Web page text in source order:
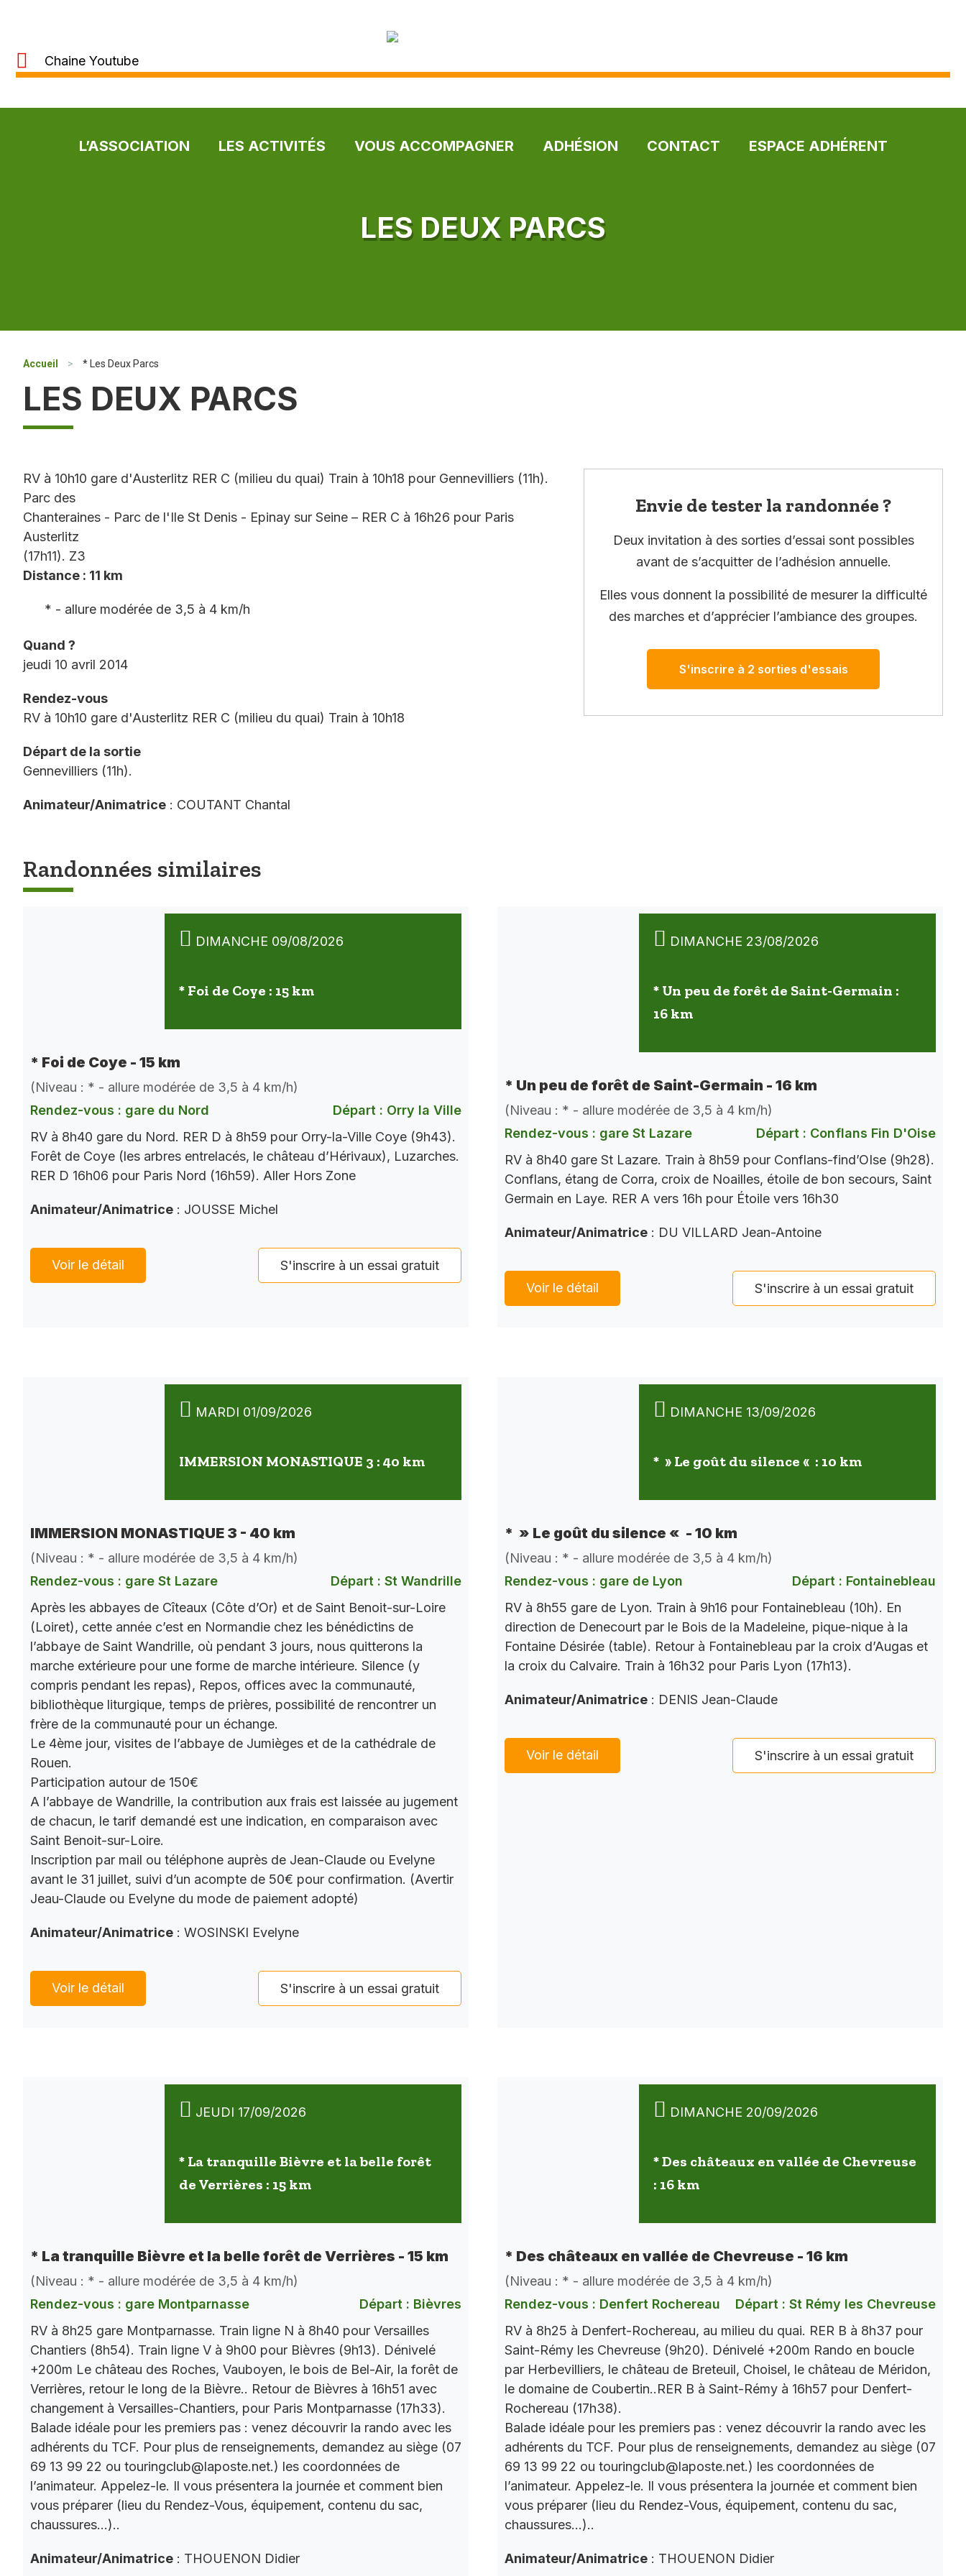
Chaine Youtube
L’ASSOCIATION LES ACTIVITÉS VOUS ACCOMPAGNER ADHÉSION CONTACT ESPACE ADHÉRENT
LES DEUX PARCS
Accueil > * Les Deux Parcs
LES DEUX PARCS
RV à 10h10 gare d'Austerlitz RER C (milieu du quai) Train à 10h18 pour Gennevilliers (11h).
Parc des
Chanteraines - Parc de l'Ile St Denis - Epinay sur Seine – RER C à 16h26 pour Paris
Austerlitz
(17h11). Z3
Distance : 11 km
* - allure modérée de 3,5 à 4 km/h
Quand ?
jeudi 10 avril 2014
Rendez-vous
RV à 10h10 gare d'Austerlitz RER C (milieu du quai) Train à 10h18
Départ de la sortie
Gennevilliers (11h).
Animateur/Animatrice : COUTANT Chantal
Envie de tester la randonnée ?
Deux invitation à des sorties d’essai sont possibles
avant de s’acquitter de l’adhésion annuelle.
Elles vous donnent la possibilité de mesurer la difficulté
des marches et d’apprécier l’ambiance des groupes.
S'inscrire à 2 sorties d'essais
Randonnées similaires
DIMANCHE 09/08/2026
* Foi de Coye : 15 km
* Foi de Coye - 15 km
(Niveau : * - allure modérée de 3,5 à 4 km/h)
Rendez-vous : gare du Nord
Départ : Orry la Ville
RV à 8h40 gare du Nord. RER D à 8h59 pour Orry-la-Ville Coye (9h43).
Forêt de Coye (les arbres entrelacés, le château d’Hérivaux), Luzarches.
RER D 16h06 pour Paris Nord (16h59). Aller Hors Zone
Animateur/Animatrice : JOUSSE Michel
Voir le détail S'inscrire à un essai gratuit
DIMANCHE 23/08/2026
* Un peu de forêt de Saint-Germain :
16 km
* Un peu de forêt de Saint-Germain - 16 km
(Niveau : * - allure modérée de 3,5 à 4 km/h)
Rendez-vous : gare St Lazare
Départ : Conflans Fin D'Oise
RV à 8h40 gare St Lazare. Train à 8h59 pour Conflans-find’OIse (9h28).
Conflans, étang de Corra, croix de Noailles, étoile de bon secours, Saint
Germain en Laye. RER A vers 16h pour Étoile vers 16h30
Animateur/Animatrice : DU VILLARD Jean-Antoine
Voir le détail S'inscrire à un essai gratuit
MARDI 01/09/2026
IMMERSION MONASTIQUE 3 : 40 km
IMMERSION MONASTIQUE 3 - 40 km
(Niveau : * - allure modérée de 3,5 à 4 km/h)
Rendez-vous : gare St Lazare
Départ : St Wandrille
Après les abbayes de Cîteaux (Côte d’Or) et de Saint Benoit-sur-Loire
(Loiret), cette année c’est en Normandie chez les bénédictins de
l’abbaye de Saint Wandrille, où pendant 3 jours, nous quitterons la
marche extérieure pour une forme de marche intérieure. Silence (y
compris pendant les repas), Repos, offices avec la communauté,
bibliothèque liturgique, temps de prières, possibilité de rencontrer un
frère de la communauté pour un échange.
Le 4ème jour, visites de l’abbaye de Jumièges et de la cathédrale de
Rouen.
Participation autour de 150€
A l’abbaye de Wandrille, la contribution aux frais est laissée au jugement
de chacun, le tarif demandé est une indication, en comparaison avec
Saint Benoit-sur-Loire.
Inscription par mail ou téléphone auprès de Jean-Claude ou Evelyne
avant le 31 juillet, suivi d’un acompte de 50€ pour confirmation. (Avertir
Jeau-Claude ou Evelyne du mode de paiement adopté)
Animateur/Animatrice : WOSINSKI Evelyne
Voir le détail S'inscrire à un essai gratuit
DIMANCHE 13/09/2026
* » Le goût du silence « : 10 km
* » Le goût du silence « - 10 km
(Niveau : * - allure modérée de 3,5 à 4 km/h)
Rendez-vous : gare de Lyon
Départ : Fontainebleau
RV à 8h55 gare de Lyon. Train à 9h16 pour Fontainebleau (10h). En
direction de Denecourt par le Bois de la Madeleine, pique-nique à la
Fontaine Désirée (table). Retour à Fontainebleau par la croix d’Augas et
la croix du Calvaire. Train à 16h32 pour Paris Lyon (17h13).
Animateur/Animatrice : DENIS Jean-Claude
Voir le détail S'inscrire à un essai gratuit
JEUDI 17/09/2026
* La tranquille Bièvre et la belle forêt
de Verrières : 15 km
* La tranquille Bièvre et la belle forêt de Verrières - 15 km
(Niveau : * - allure modérée de 3,5 à 4 km/h)
Rendez-vous : gare Montparnasse
Départ : Bièvres
RV à 8h25 gare Montparnasse. Train ligne N à 8h40 pour Versailles
Chantiers (8h54). Train ligne V à 9h00 pour Bièvres (9h13). Dénivelé
+200m Le château des Roches, Vauboyen, le bois de Bel-Air, la forêt de
Verrières, retour le long de la Bièvre.. Retour de Bièvres à 16h51 avec
changement à Versailles-Chantiers, pour Paris Montparnasse (17h33).
Balade idéale pour les premiers pas : venez découvrir la rando avec les
adhérents du TCF. Pour plus de renseignements, demandez au siège (07
69 13 99 22 ou touringclub@laposte.net.) les coordonnées de
l’animateur. Appelez-le. Il vous présentera la journée et comment bien
vous préparer (lieu du Rendez-Vous, équipement, contenu du sac,
chaussures…)..
Animateur/Animatrice : THOUENON Didier
DIMANCHE 20/09/2026
* Des châteaux en vallée de Chevreuse
: 16 km
* Des châteaux en vallée de Chevreuse - 16 km
(Niveau : * - allure modérée de 3,5 à 4 km/h)
Rendez-vous : Denfert Rochereau
Départ : St Rémy les Chevreuse
RV à 8h25 à Denfert-Rochereau, au milieu du quai. RER B à 8h37 pour
Saint-Rémy les Chevreuse (9h20). Dénivelé +200m Rando en boucle
par Herbevilliers, le château de Breteuil, Choisel, le château de Méridon,
le domaine de Coubertin..RER B à Saint-Rémy à 16h57 pour Denfert-
Rochereau (17h38).
Balade idéale pour les premiers pas : venez découvrir la rando avec les
adhérents du TCF. Pour plus de renseignements, demandez au siège (07
69 13 99 22 ou touringclub@laposte.net.) les coordonnées de
l’animateur. Appelez-le. Il vous présentera la journée et comment bien
vous préparer (lieu du Rendez-Vous, équipement, contenu du sac,
chaussures…)..
Animateur/Animatrice : THOUENON Didier